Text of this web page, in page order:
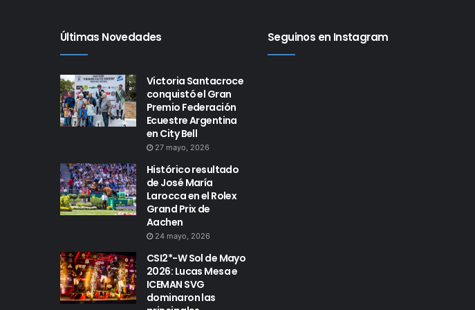
Últimas Novedades
Victoria Santacroce
conquistó el Gran
Premio Federación
Ecuestre Argentina
en City Bell
27 mayo, 2026
Histórico resultado
de José María
Larocca en el Rolex
Grand Prix de
Aachen
24 mayo, 2026
CSI2*-W Sol de Mayo
2026: Lucas Mesa e
ICEMAN SVG
dominaron las
Seguinos en Instagram